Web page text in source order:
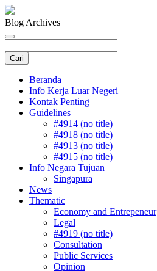
Blog Archives
Beranda
Info Kerja Luar Negeri
Kontak Penting
Guidelines
#4914 (no title)
#4918 (no title)
#4913 (no title)
#4915 (no title)
Info Negara Tujuan
Singapura
News
Thematic
Economy and Entrepeneur
Legal
#4919 (no title)
Consultation
Public Services
Opinion